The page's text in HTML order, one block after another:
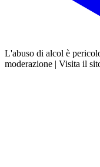
L'abuso di alcol è
moderazione | Visita il